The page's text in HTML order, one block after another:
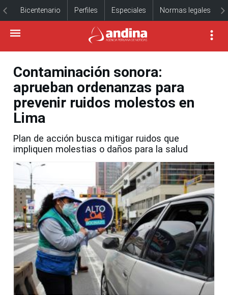
Bicentenario Perfiles Especiales Normas legales
Contaminación sonora:
aprueban ordenanzas para
prevenir ruidos molestos en
Lima
Plan de acción busca mitigar ruidos que
impliquen molestias o daños para la salud